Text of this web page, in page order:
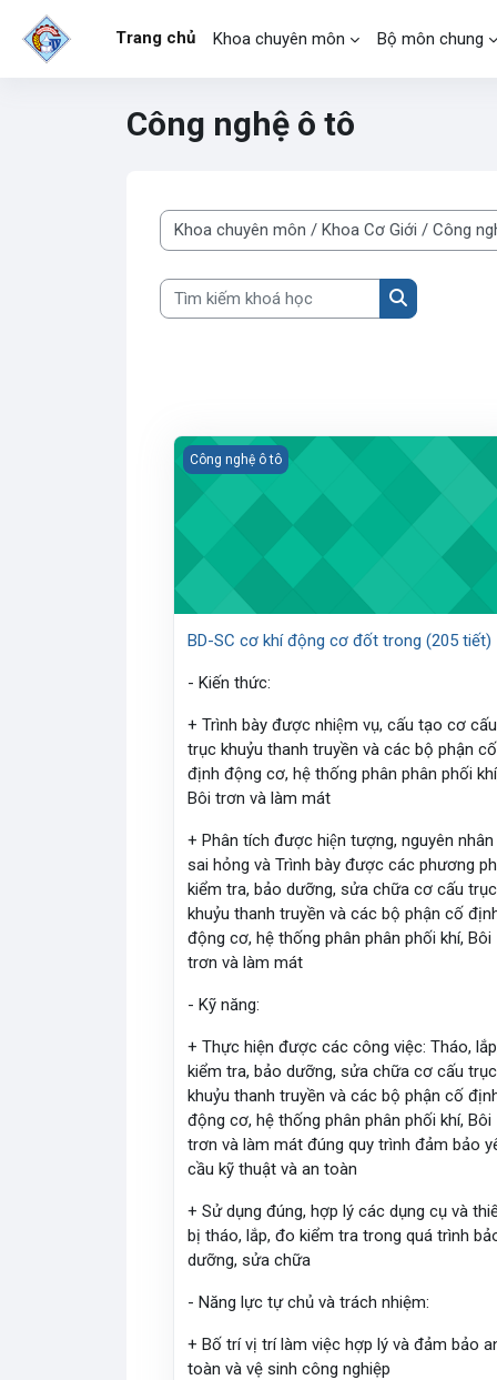
Chuyển tới nội dung chính
Trang chủ
Khoa chuyên môn Bộ môn chung
Công nghệ ô tô
Danh mục khoá học
Tìm kiếm khoá học
Tìm kiếm
BD-SC cơ khí động cơ đốt trong (205 tiết)
Công nghệ ô tô
BD-SC cơ khí động cơ đốt trong (205 tiết)
- Kiến thức:
+ Trình bày được nhiệm vụ, cấu tạo cơ cấu
trục khuỷu thanh truyền và các bộ phận cố
định động cơ, hệ thống phân phân phối
Bôi trơn và làm mát
+ Phân tích được hiện tượng, nguyên nhân
sai hỏng và Trình bày được các phương
kiểm tra, bảo dưỡng, sửa chữa cơ cấu trục
khuỷu thanh truyền và các bộ phận cố
động cơ, hệ thống phân phân phối khí, Bôi
trơn và làm mát
- Kỹ năng:
+ Thực hiện được các công việc: Tháo,
kiểm tra, bảo dưỡng, sửa chữa cơ cấu trục
khuỷu thanh truyền và các bộ phận cố
động cơ, hệ thống phân phân phối khí, Bôi
trơn và làm mát đúng quy trình đảm bảo
cầu kỹ thuật và an toàn
+ Sử dụng đúng, hợp lý các dụng cụ và
bị tháo, lắp, đo kiểm tra trong quá trình
dưỡng, sửa chữa
- Năng lực tự chủ và trách nhiệm:
+ Bố trí vị trí làm việc hợp lý và đảm bảo
toàn và vệ sinh công nghiệp